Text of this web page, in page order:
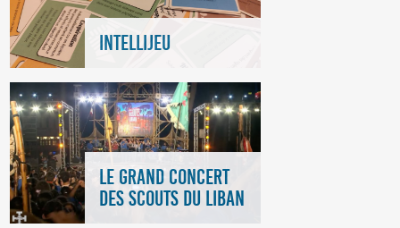
INTELLIJEU
LE GRAND CONCERT
DES SCOUTS DU LIBAN